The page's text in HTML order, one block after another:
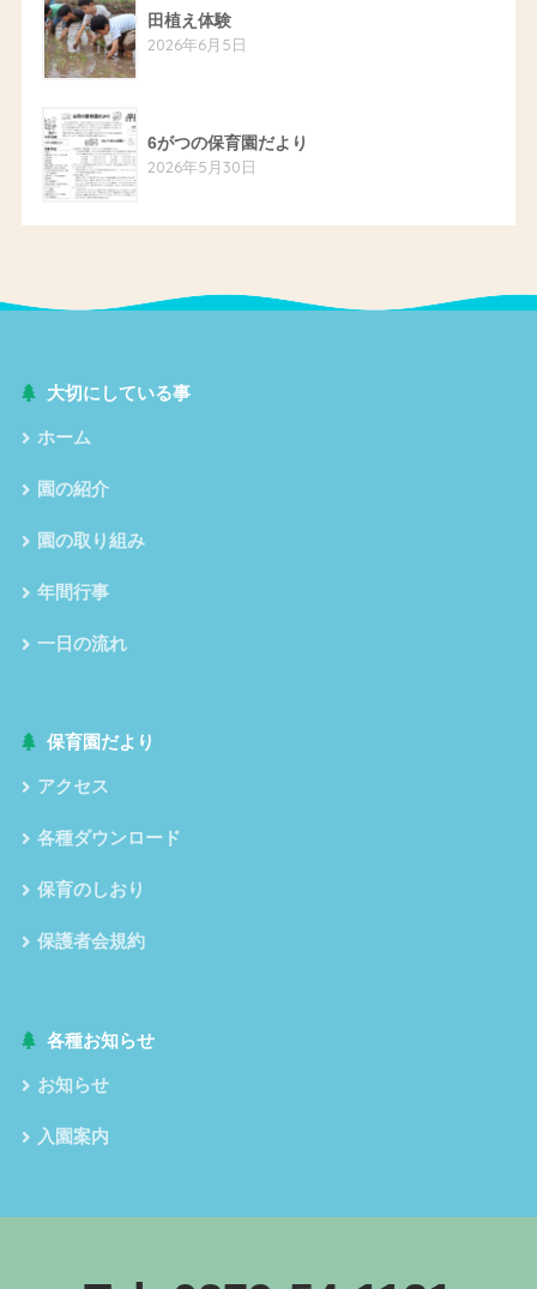
田植え体験
2026年6月5日
6がつの保育園だより
2026年5月30日
大切にしている事
ホーム
園の紹介
園の取り組み
年間行事
一日の流れ
保育園だより
アクセス
各種ダウンロード
保育のしおり
保護者会規約
各種お知らせ
お知らせ
入園案内